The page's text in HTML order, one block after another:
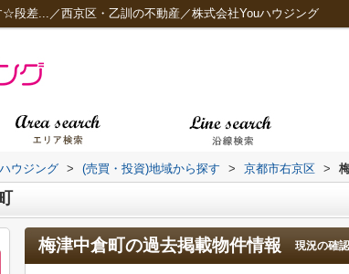
段差...／西京区・乙訓の不動産／株式会社Youハウジング
ウジング > (売買・投資)地域から探す > 京都市右京区 >
梅津中倉町の過去掲載物件情報 現況の確